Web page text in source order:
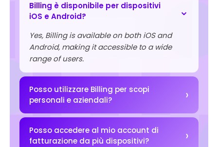
Billing è disponibile per dispositivi
iOS e Android?
Yes, Billing is available on both iOS and
Android, making it accessible to a wide
range of users.
Posso utilizzare Billing per scopi
personali e aziendali?
Posso accedere al mio account di
fatturazione da più dispositivi?